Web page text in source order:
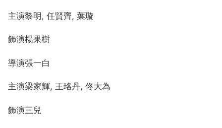
主演黎明, 任賢齊, 葉璇
飾演楊果樹
導演張一白
主演梁家輝, 王珞丹, 佟大為
飾演三兒